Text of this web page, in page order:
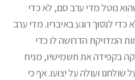
נוטל מדי ערב סם, לא כדי
לנסוך רוגע באיבריו. מדי ערב
המדויקת הדרושה לו כדי
בקפידה את תשמישיו, מניח
ועולה על יצועו. אף כי